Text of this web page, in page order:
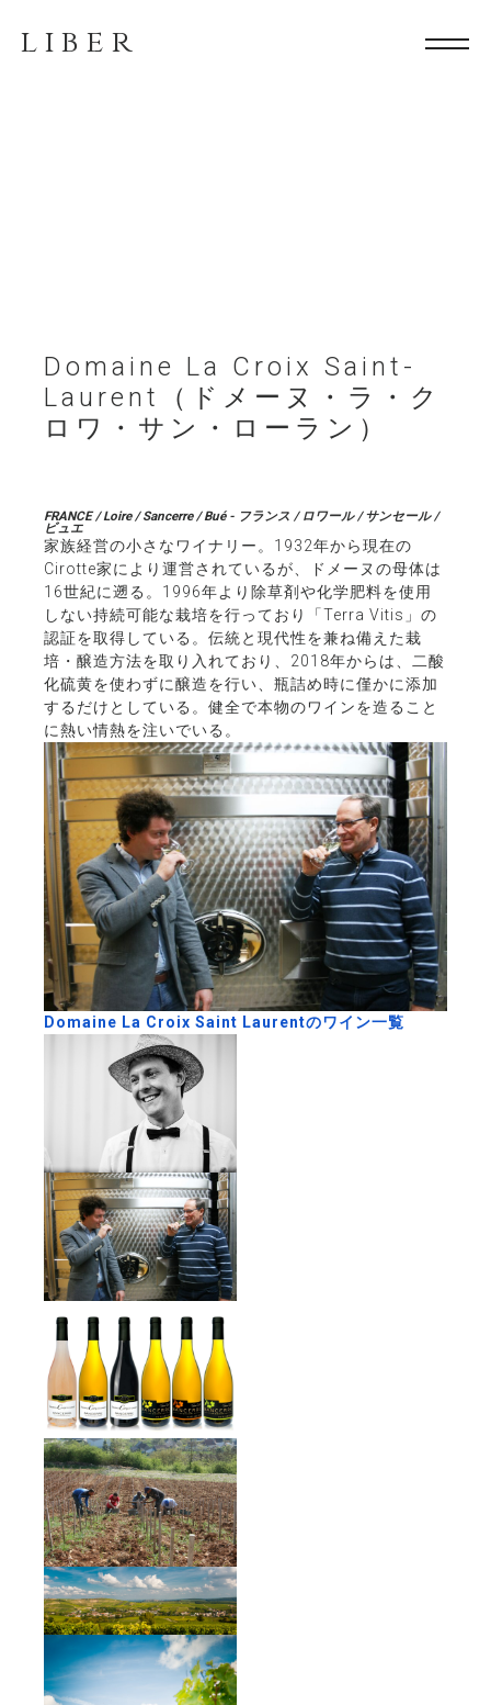
LIBER
Domaine La Croix Saint-
Laurent（ドメーヌ・ラ・ク
ロワ・サン・ローラン）
FRANCE / Loire / Sancerre / Bué - フランス / ロワール / サンセール /
ビュエ
家族経営の小さなワイナリー。1932年から現在の
Cirotte家により運営されているが、ドメーヌの母体は
16世紀に遡る。1996年より除草剤や化学肥料を使用
しない持続可能な栽培を行っており「Terra Vitis」の
認証を取得している。伝統と現代性を兼ね備えた栽
培・醸造方法を取り入れており、2018年からは、二酸
化硫黄を使わずに醸造を行い、瓶詰め時に僅かに添加
するだけとしている。健全で本物のワインを造ること
に熱い情熱を注いでいる。
Domaine La Croix Saint Laurentのワイン一覧